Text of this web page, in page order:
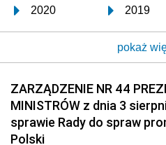
2020 2019
2017 2016
2014 2013
2011 2010
2008 2007
2005
pokaż
ZARZĄDZENIE NR 44
MINISTRÓW z dnia 3
sprawie Rady do spraw
Polski